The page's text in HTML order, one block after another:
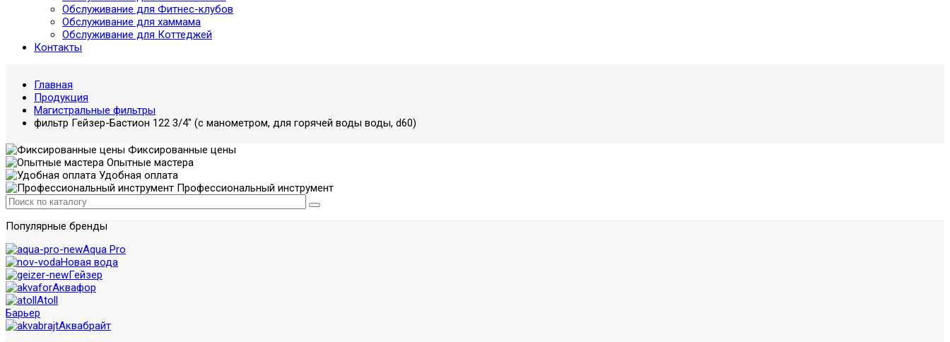
Обслуживание для Фитнес-клубов
Обслуживание для хаммама
Обслуживание для Коттеджей
Контакты
Главная
Продукция
Магистральные фильтры
фильтр Гейзер-Бастион 122 3/4" (с манометром, для горячей воды воды, d60)
Фиксированные цены
Опытные мастера
Удобная оплата
Профессиональный инструмент
Популярные бренды
Aqua Pro
Новая вода
Гейзер
Аквафор
Atoll
Барьер
Аквабрайт